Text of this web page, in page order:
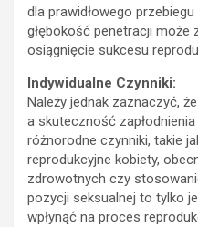
dla prawidłowego
głębokość penetracji może
osiągnięcie sukcesu
Indywidualne Czynniki:
Należy jednak zaznaczyć,
a skuteczność
różnorodne czynniki, takie
reprodukcyjne kobiety,
zdrowotnych czy
pozycji seksualnej to tylko
wpłynąć na proces